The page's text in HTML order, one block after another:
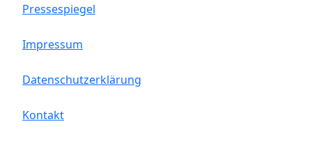
Pressespiegel
Impressum
Datenschutzerklärung
Kontakt